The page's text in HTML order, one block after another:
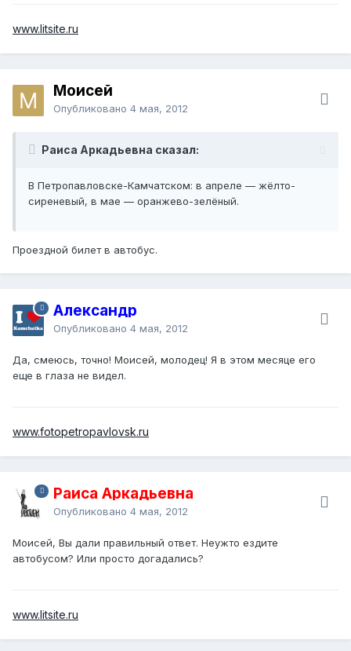
www.litsite.ru
Моисей
Опубликовано 4 мая, 2012
Раиса Аркадьевна сказал:
В Петропавловске-Камчатском: в апреле — жёлто-
сиреневый, в мае — оранжево-зелёный.
Проездной билет в автобус.
Александр
Опубликовано 4 мая, 2012
Да, смеюсь, точно! Моисей, молодец! Я в этом месяце его
еще в глаза не видел.
www.fotopetropavlovsk.ru
Раиса Аркадьевна
Опубликовано 4 мая, 2012
Моисей, Вы дали правильный ответ. Неужто ездите
автобусом? Или просто догадались?
www.litsite.ru